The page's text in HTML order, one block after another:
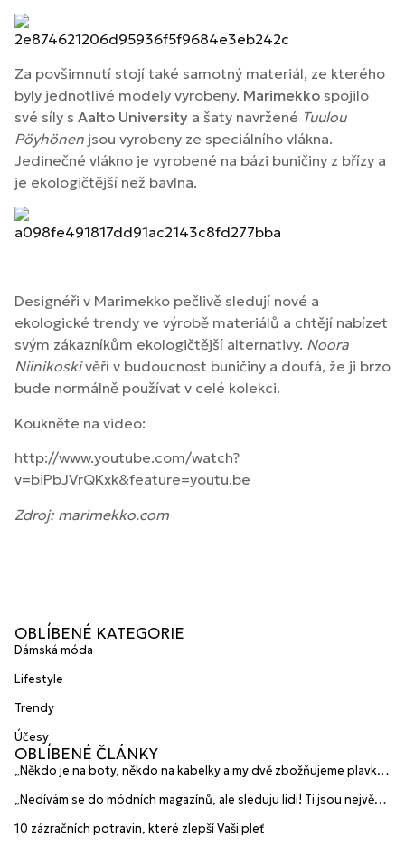
Za povšimnutí stojí také samotný materiál, ze kterého
byly jednotlivé modely vyrobeny. Marimekko spojilo
své síly s Aalto University a šaty navržené Tuulou
Pöyhönen jsou vyrobeny ze speciálního vlákna.
Jedinečné vlákno je vyrobené na bázi buničiny z břízy a
je ekologičtější než bavlna.
Designéři v Marimekko pečlivě sledují nové a
ekologické trendy ve výrobě materiálů a chtějí nabízet
svým zákazníkům ekologičtější alternativy. Noora
Niinikoskivěří v budoucnost buničiny a doufá, že ji brzo
bude normálně používat v celé kolekci.
Koukněte na video:
http://www.youtube.com/watch?
v=biPbJVrQKxk&feature=youtu.be
Zdroj: marimekko.com
OBLÍBENÉ KATEGORIE
Dámská móda
Lifestyle
Trendy
Účesy
OBLÍBENÉ ČLÁNKY
„Někdo je na boty, někdo na kabelky a my dvě zbožňujeme plavky“
HANAJANA Swimwear
„Nedívám se do módních magazínů, ale sleduju lidi! Ti jsou největší
10 zázračních potravin, které zlepší Vaši pleť